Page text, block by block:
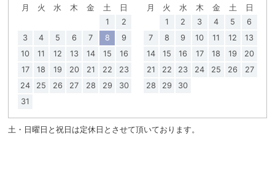
月 火 水 木 金 土
日
1
2
3
4 5 6 7 8
9
10
11 12 13 14 15
16
17
18 19 20 21 22
23
24
25 26 27 28 29
30
31
月 火 水 木 金 土
日
1
2 3 4 5
6
7
8 9 10 11 12
13
14
15 16 17 18 19
20
21
22 23 24 25 26
27
28
29 30
土・日曜日と祝日は定休日とさせて頂いております。